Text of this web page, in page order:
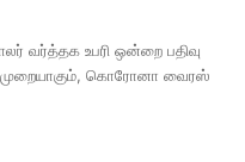
வர்த்தக உபரி ஒன்றை பதிவு
முறையாகும், கொரோனா வைரஸ்